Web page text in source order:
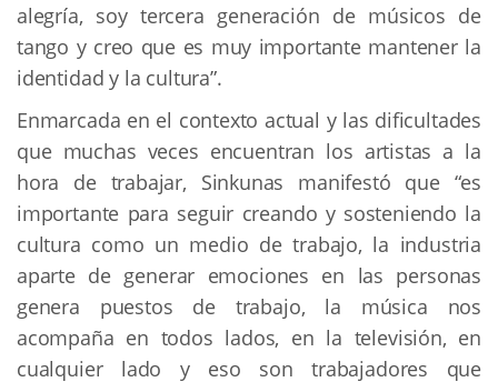
alegría, soy tercera generación de músicos de
tango y creo que es muy importante mantener la
identidad y la cultura”.
Enmarcada en el contexto actual y las dificultades
que muchas veces encuentran los artistas a la
hora de trabajar, Sinkunas manifestó que “es
importante para seguir creando y sosteniendo la
cultura como un medio de trabajo, la industria
aparte de generar emociones en las personas
genera puestos de trabajo, la música nos
acompaña en todos lados, en la televisión, en
cualquier lado y eso son trabajadores que